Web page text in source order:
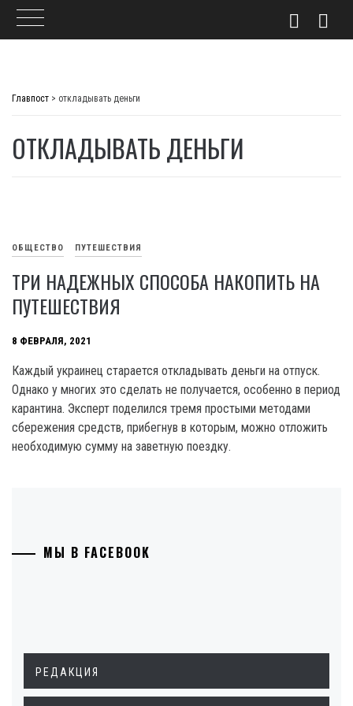
Главпост > откладывать деньги
ОТКЛАДЫВАТЬ ДЕНЬГИ
ОБЩЕСТВО ПУТЕШЕСТВИЯ
ТРИ НАДЕЖНЫХ СПОСОБА НАКОПИТЬ НА
ПУТЕШЕСТВИЯ
8 ФЕВРАЛЯ, 2021
Каждый украинец старается откладывать деньги на отпуск.
Однако у многих это сделать не получается, особенно в период
карантина. Эксперт поделился тремя простыми методами
сбережения средств, прибегнув в которым, можно отложить
необходимую сумму на заветную поездку.
МЫ В FACEBOOK
РЕДАКЦИЯ